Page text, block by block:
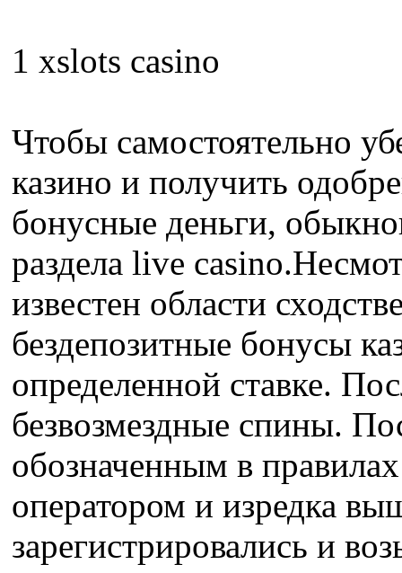
1 xslots casino
Чтобы самостоятельно
казино и получить
бонусные деньги,
раздела live
известен области
бездепозитные бонусы
определенной ставке.
безвозмездные спины.
обозначенным в
оператором и изредка
зарегистрировались и